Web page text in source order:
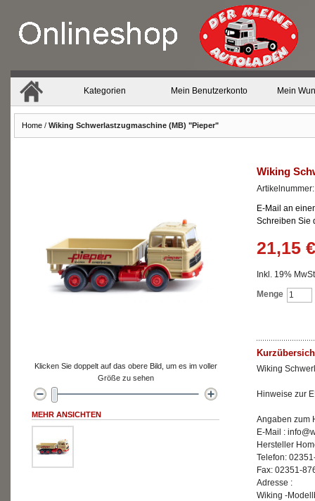
Kategorien Mein Benutzerkonto Mein
Home / Wiking Schwerlastzugmaschine (MB) "Pieper"
Wiking
E-Mail an
Schreiben Sie
21,15 €
Inkl. 19%
Menge
Wiking
Hinweise zur
Angaben zum
E-Mail :
Hersteller
Telefon:
Fax: 02351-
Adresse :
Wiking -
Klicken Sie doppelt auf das obere Bild, um es im voller
Größe zu sehen
MEHR ANSICHTEN